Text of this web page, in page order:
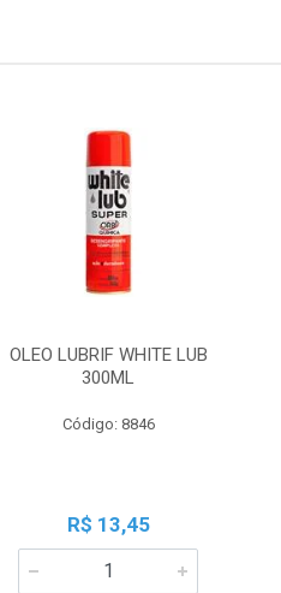
OLEO LUBRIF WHITE LUB
300ML
Código: 8846
R$ 13,45